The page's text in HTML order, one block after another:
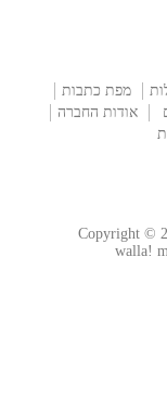
מפת כתבות
אודות החברה
walla!